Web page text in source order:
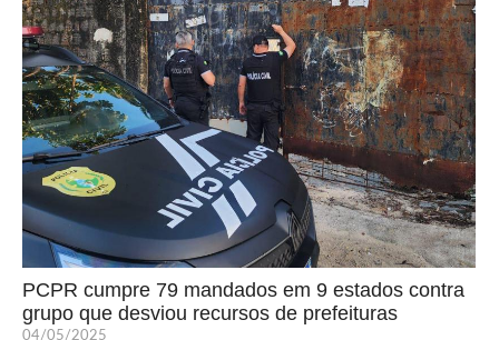
PCPR cumpre 79 mandados em 9 estados contra
grupo que desviou recursos de prefeituras
04/05/2025